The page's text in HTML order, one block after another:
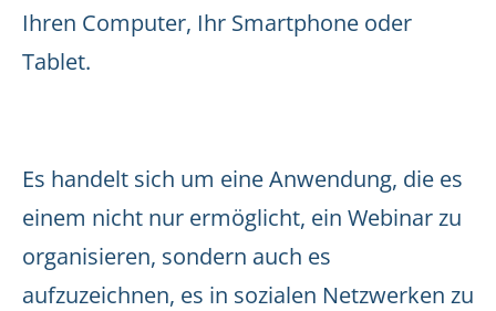
Ihren Computer, Ihr Smartphone oder
Tablet.
Es handelt sich um eine Anwendung, die es
einem nicht nur ermöglicht, ein Webinar zu
organisieren, sondern auch es
aufzuzeichnen, es in sozialen Netzwerken zu